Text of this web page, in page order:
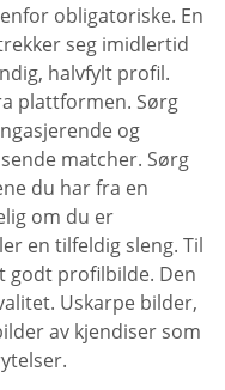
obligatoriske. En
seg imidlertid
halvfylt profil.
plattformen. Sørg
og
matcher. Sørg
du har fra en
om du er
en tilfeldig sleng. Til
godt profilbilde. Den
Uskarpe bilder,
av kjendiser som